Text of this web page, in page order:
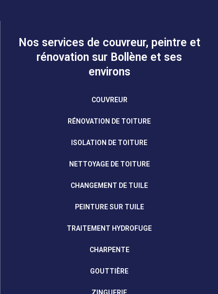
Nos services de couvreur, peintre et
rénovation sur Bollène et ses
environs
COUVREUR
RÉNOVATION DE TOITURE
ISOLATION DE TOITURE
NETTOYAGE DE TOITURE
CHANGEMENT DE TUILE
PEINTURE SUR TUILE
TRAITEMENT HYDROFUGE
CHARPENTE
GOUTTIÈRE